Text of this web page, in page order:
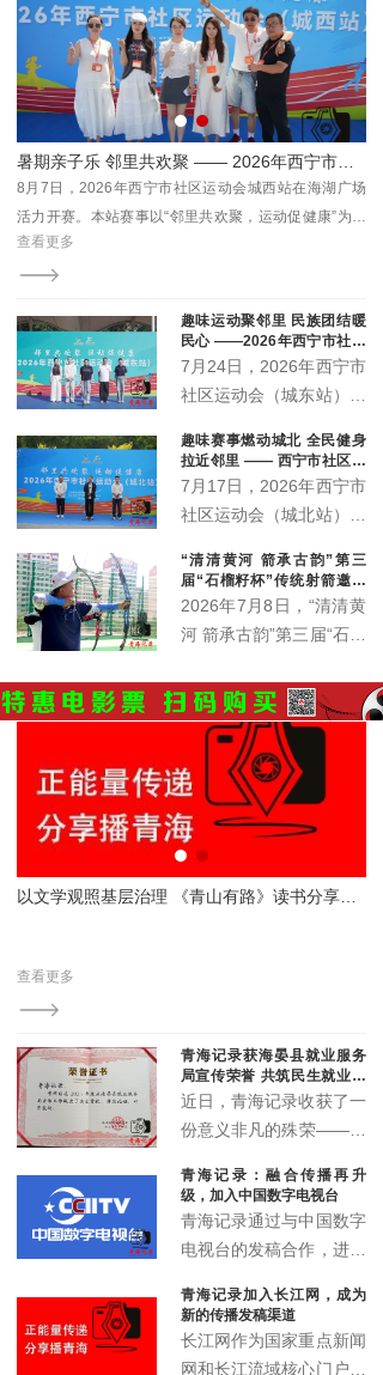
地游客齐聚葱湾村，共赏
花海盛景、共品乡土文
脉、共赴乡村文旅新盛
宴。
8月7日，2026年西宁市社区运动会城西站在海湖广场
活力开赛。本站赛事以“邻里共欢聚，运动促健康”为主
题，来自城西区各社区及辖区企事业单位的380名居民
齐聚一堂，在清凉夏都尽享全民健身的乐趣。赛事由西
会、城西区文体旅游科技局共同承办。
查看更多
趣味运动聚邻里 民族团结暖
民心 ——2026年西宁市社区
运动会城东站激情开赛
7月24日，2026年西宁市
社区运动会（城东站）在
开赛。来自辖区各社区、
企事业单位的近400名各
族群众齐聚一堂，在家门
约。本站赛事由西宁市体
育局主办，市群众体育指
导中心、城东区总工会、
火车站街道办事处、青海
护您坊企业管理有限公司
联合承办。
趣味赛事燃动城北 全民健身
拉近邻里 —— 西宁市社区运
动会城北站火热开赛
7月17日，2026年西宁市
社区运动会（城北站）在
开赛，350余名辖区各族
居民齐聚赛场，共赴家门
口的趣味运动之约。
“清清黄河 箭承古韵”第三
届“石榴籽杯”传统射箭邀请
赛开赛
2026年7月8日，“清清黄
河 箭承古韵”第三届“石榴
青海省第六届全民健身大
会西宁赛区射箭比赛在西
宁市城东区全民健身中心
射箭场正式拉开帷幕。
查看更多
青海记录获海晏县就业服务
局宣传荣誉 共筑民生就业宣
传新篇
近日，青海记录收获了一
份意义非凡的殊荣——来
传鼓励荣誉证书。这一荣
誉不仅是对青海记录过往
宣传工作的高度认可，更
宣传事业发展的有力见
证。
青海记录：融合传播再升
级，加入中国数字电视台
青海记录通过与中国数字
电视台的发稿合作，进一
阵，实现了青海故事的多
渠道、多层次、多形态传
播，为高原地区文化传播
青海记录加入长江网，成为
新的传播发稿渠道
长江网作为国家重点新闻
网和长江流域核心门户，